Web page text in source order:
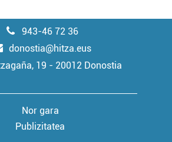
943-46 72 36
donostia@hitza.eus
19 - 20012 Donostia
Nor gara
Publizitatea